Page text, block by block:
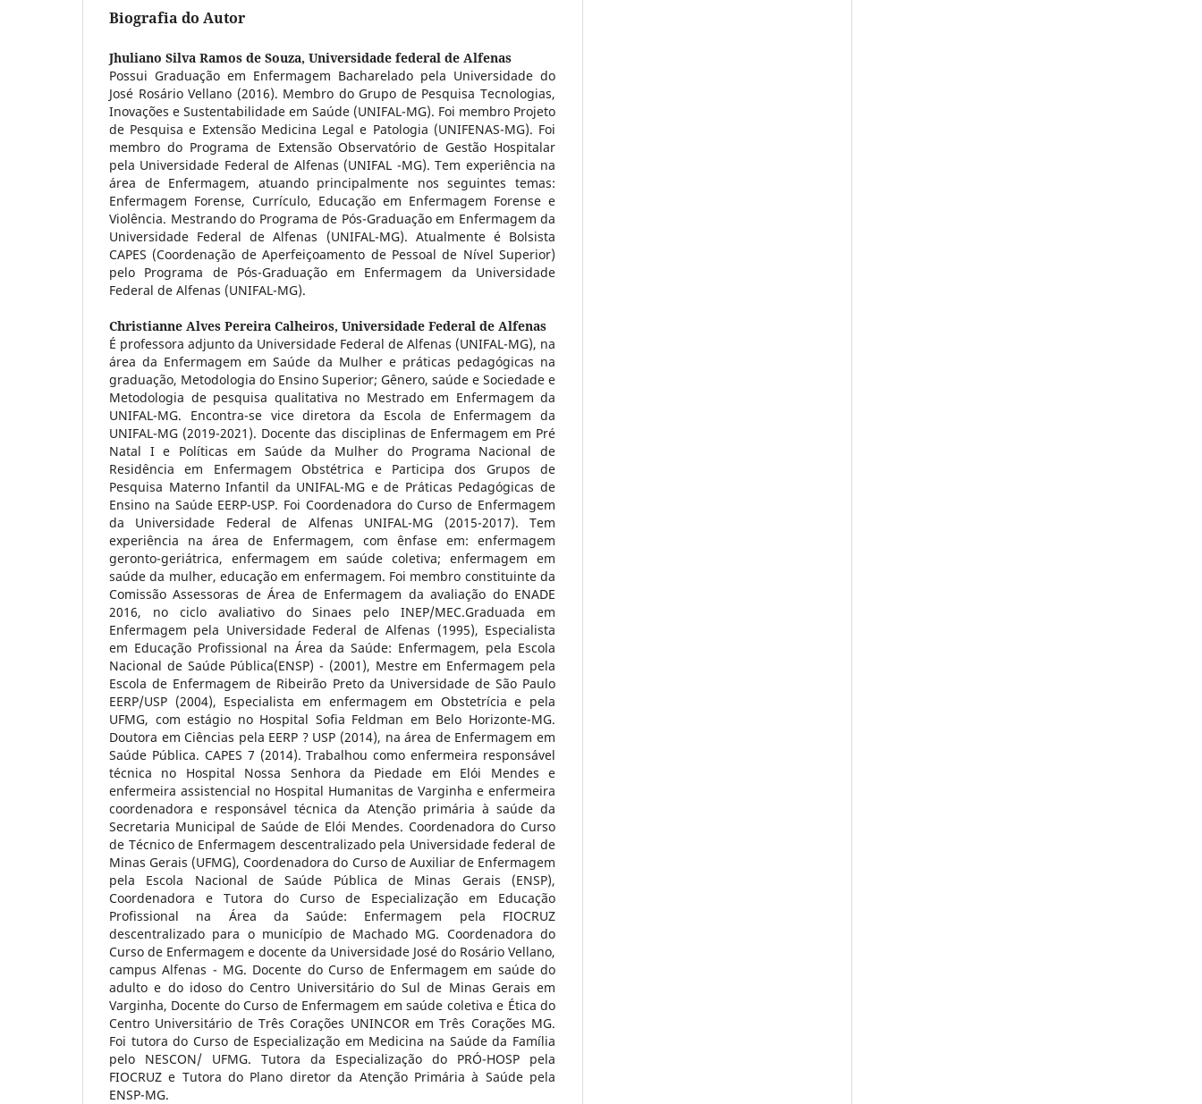
Biografia do Autor
Jhuliano Silva Ramos de Souza, Universidade federal de Alfenas
Possui Graduação em Enfermagem Bacharelado pela Universidade do
José Rosário Vellano (2016). Membro do Grupo de Pesquisa Tecnologias,
Inovações e Sustentabilidade em Saúde (UNIFAL-MG). Foi membro Projeto
de Pesquisa e Extensão Medicina Legal e Patologia (UNIFENAS-MG). Foi
membro do Programa de Extensão Observatório de Gestão Hospitalar
pela Universidade Federal de Alfenas (UNIFAL -MG). Tem experiência na
área de Enfermagem, atuando principalmente nos seguintes temas:
Enfermagem Forense, Currículo, Educação em Enfermagem Forense e
Violência. Mestrando do Programa de Pós-Graduação em Enfermagem da
Universidade Federal de Alfenas (UNIFAL-MG). Atualmente é Bolsista
CAPES (Coordenação de Aperfeiçoamento de Pessoal de Nível Superior)
pelo Programa de Pós-Graduação em Enfermagem da Universidade
Federal de Alfenas (UNIFAL-MG).
Christianne Alves Pereira Calheiros, Universidade Federal de Alfenas
É professora adjunto da Universidade Federal de Alfenas (UNIFAL-MG), na
área da Enfermagem em Saúde da Mulher e práticas pedagógicas na
graduação, Metodologia do Ensino Superior; Gênero, saúde e Sociedade e
Metodologia de pesquisa qualitativa no Mestrado em Enfermagem da
UNIFAL-MG. Encontra-se vice diretora da Escola de Enfermagem da
UNIFAL-MG (2019-2021). Docente das disciplinas de Enfermagem em Pré
Natal I e Políticas em Saúde da Mulher do Programa Nacional de
Residência em Enfermagem Obstétrica e Participa dos Grupos de
Pesquisa Materno Infantil da UNIFAL-MG e de Práticas Pedagógicas de
Ensino na Saúde EERP-USP. Foi Coordenadora do Curso de Enfermagem
da Universidade Federal de Alfenas UNIFAL-MG (2015-2017). Tem
experiência na área de Enfermagem, com ênfase em: enfermagem
geronto-geriátrica, enfermagem em saúde coletiva; enfermagem em
saúde da mulher, educação em enfermagem. Foi membro constituinte da
Comissão Assessoras de Área de Enfermagem da avaliação do ENADE
2016, no ciclo avaliativo do Sinaes pelo INEP/MEC.Graduada em
Enfermagem pela Universidade Federal de Alfenas (1995), Especialista
em Educação Profissional na Área da Saúde: Enfermagem, pela Escola
Nacional de Saúde Pública(ENSP) - (2001), Mestre em Enfermagem pela
Escola de Enfermagem de Ribeirão Preto da Universidade de São Paulo
EERP/USP (2004), Especialista em enfermagem em Obstetrícia e pela
UFMG, com estágio no Hospital Sofia Feldman em Belo Horizonte-MG.
Doutora em Ciências pela EERP ? USP (2014), na área de Enfermagem em
Saúde Pública. CAPES 7 (2014). Trabalhou como enfermeira responsável
técnica no Hospital Nossa Senhora da Piedade em Elói Mendes e
enfermeira assistencial no Hospital Humanitas de Varginha e enfermeira
coordenadora e responsável técnica da Atenção primária à saúde da
Secretaria Municipal de Saúde de Elói Mendes. Coordenadora do Curso
de Técnico de Enfermagem descentralizado pela Universidade federal de
Minas Gerais (UFMG), Coordenadora do Curso de Auxiliar de Enfermagem
pela Escola Nacional de Saúde Pública de Minas Gerais (ENSP),
Coordenadora e Tutora do Curso de Especialização em Educação
Profissional na Área da Saúde: Enfermagem pela FIOCRUZ
descentralizado para o município de Machado MG. Coordenadora do
Curso de Enfermagem e docente da Universidade José do Rosário Vellano,
campus Alfenas - MG. Docente do Curso de Enfermagem em saúde do
adulto e do idoso do Centro Universitário do Sul de Minas Gerais em
Varginha, Docente do Curso de Enfermagem em saúde coletiva e Ética do
Centro Universitário de Três Corações UNINCOR em Três Corações MG.
Foi tutora do Curso de Especialização em Medicina na Saúde da Família
pelo NESCON/ UFMG. Tutora da Especialização do PRÓ-HOSP pela
FIOCRUZ e Tutora do Plano diretor da Atenção Primária à Saúde pela
ENSP-MG.